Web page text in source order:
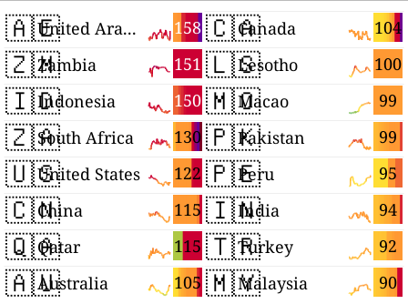
🇦🇪 158
United Arab Emirates
🇿🇲 151
Zambia
🇮🇩 150
Indonesia
🇿🇦 130
South Africa
🇺🇸 122
United States
🇨🇳 115
China
🇶🇦 115
Qatar
🇦🇺 105
Australia
🇨🇦 104
Canada
🇱🇸 100
Lesotho
🇲🇴 99
Macao
🇵🇰 99
Pakistan
🇵🇪 95
Peru
🇮🇳 94
India
🇹🇷 92
Turkey
🇲🇾 90
Malaysia